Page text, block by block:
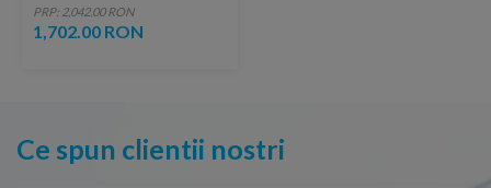
120xH190
PRP: 2,042.00 RON
1,702.00 RON
Ce spun clientii nostri